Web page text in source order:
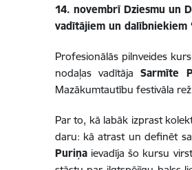
14. novembrī Dziesmu un
vadītājiem un dalībniekiem
Profesionālās pilnveides
nodaļas vadītāja Sarmīte
Mazākumtautību festivāla
Par to, kā labāk izprast
daru: kā atrast un definēt
Puriņaievadīja šo kursu